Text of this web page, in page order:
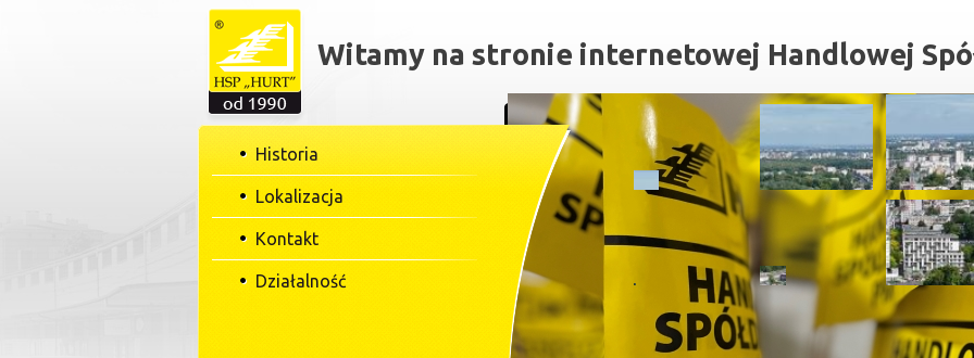
Witamy na stronie internetowej Handlowej
Historia
Lokalizacja
Kontakt
Działalność